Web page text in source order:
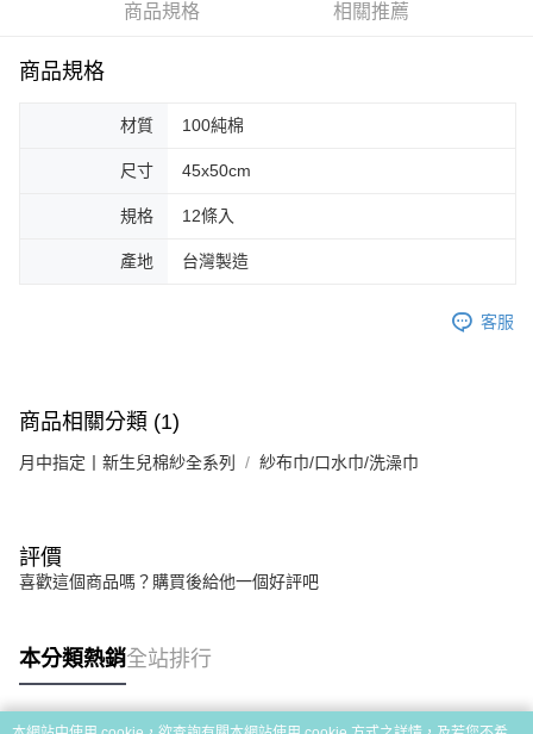
付款後7-11取貨
每筆NT$90，滿NT$1,500(含以上)免運費
宅配離島（澎湖金門馬祖小琉球）
商品規格 相關推薦
商品規格
材質 100純棉
尺寸 45x50cm
規格 12條入
產地 台灣製造
客服
商品相關分類 (1)
月中指定丨新生兒棉紗全系列 紗布巾/口水巾/洗澡巾
評價
喜歡這個商品嗎？購買後給他一個好評吧
本分類熱銷全站排行